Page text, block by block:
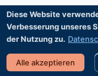
© 2004–2026 satrent.de ·
Diese Website
Verbesserung unseres
der Nutzung zu.
Alle akzeptieren